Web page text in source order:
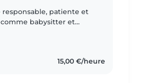
responsable, patiente et
babysitter et
15,00 €/heure